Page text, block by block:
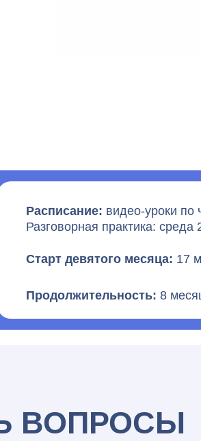
Расписание: видео-уроки по
Разговорная практика: среда
Старт девятого месяца: 17
Продолжительность: 8
ВОПРОСЫ